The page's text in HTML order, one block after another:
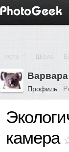
Фото +7 Школа
Варвара
Профиль
камера